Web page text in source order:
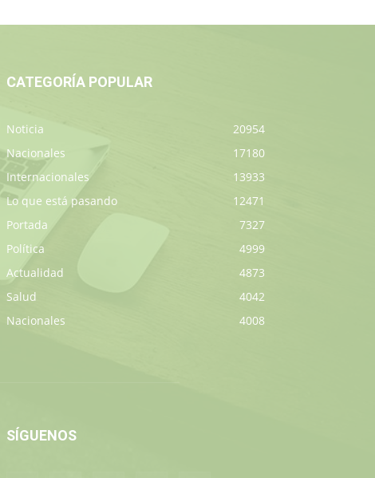
CATEGORÍA POPULAR
Noticia
20954
Nacionales
17180
Internacionales
13933
Lo que está pasando
12471
Portada
7327
Política
4999
Actualidad
4873
Salud
4042
Nacionales
4008
SÍGUENOS